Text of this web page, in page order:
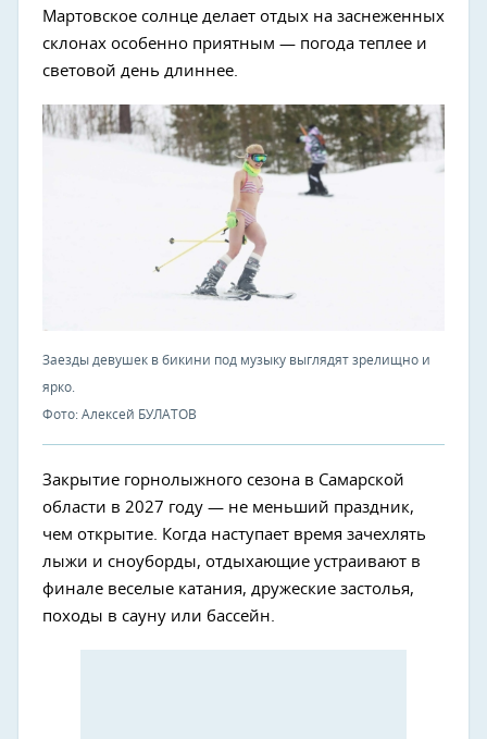
Мартовское солнце делает отдых на заснеженных
склонах особенно приятным — погода теплее и
световой день длиннее.
Заезды девушек в бикини под музыку выглядят зрелищно и
ярко.
Фото: Алексей БУЛАТОВ
Закрытие горнолыжного сезона в Самарской
области в 2027 году — не меньший праздник,
чем открытие. Когда наступает время зачехлять
лыжи и сноуборды, отдыхающие устраивают в
финале веселые катания, дружеские застолья,
походы в сауну или бассейн.